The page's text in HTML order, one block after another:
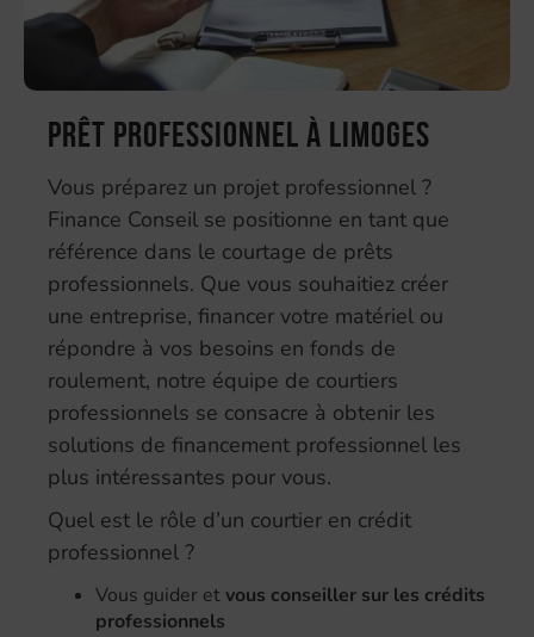
Prêt professionnel à Limoges
Vous préparez un projet professionnel ?
Finance Conseil se positionne en tant que
référence dans le courtage de prêts
professionnels. Que vous souhaitiez créer
une entreprise, financer votre matériel ou
répondre à vos besoins en fonds de
roulement, notre équipe de courtiers
professionnels se consacre à obtenir les
solutions de financement professionnel les
plus intéressantes pour vous.
Quel est le rôle d’un courtier en crédit
professionnel ?
Vous guider etvous conseiller sur les crédits
professionnels